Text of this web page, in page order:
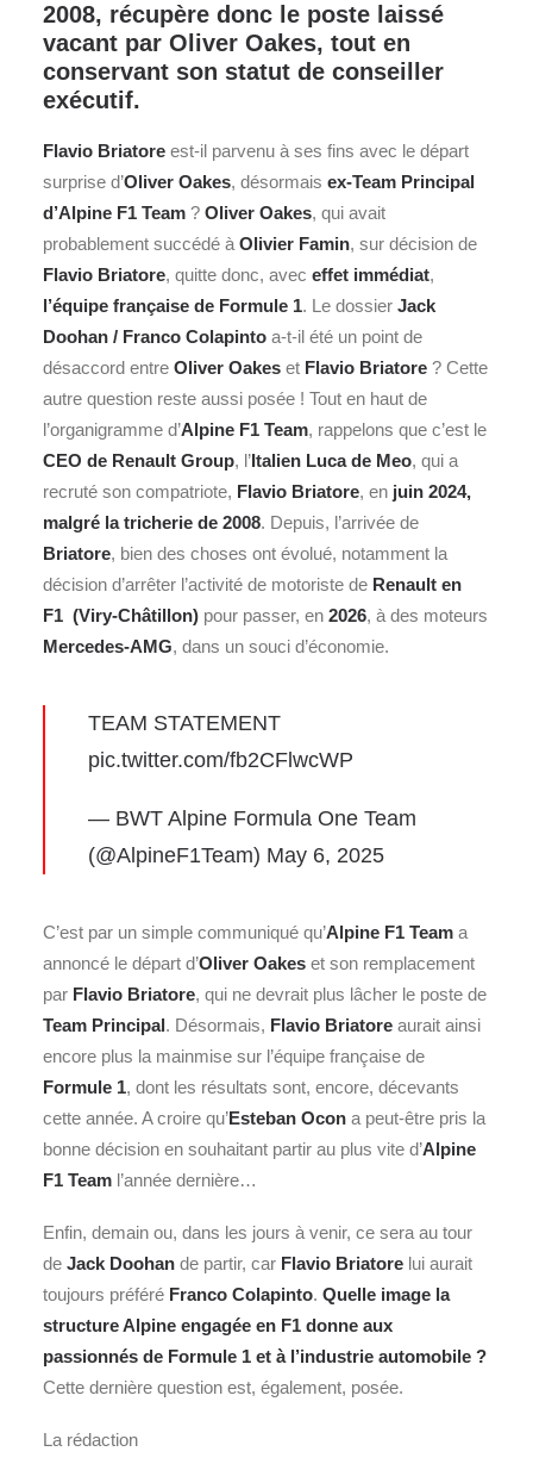
2008, récupère donc le poste laissé
vacant par Oliver Oakes, tout en
conservant son statut de conseiller
exécutif.
Flavio Briatore est-il parvenu à ses fins avec le départ
surprise d’Oliver Oakes, désormais ex-Team Principal
d’Alpine F1 Team ? Oliver Oakes, qui avait
probablement succédé à Olivier Famin, sur décision de
Flavio Briatore, quitte donc, avec effet immédiat,
l’équipe française de Formule 1. Le dossier Jack
Doohan / Franco Colapinto a-t-il été un point de
désaccord entre Oliver Oakes et Flavio Briatore ? Cette
autre question reste aussi posée ! Tout en haut de
l’organigramme d’Alpine F1 Team, rappelons que c’est le
CEO de Renault Group, l’Italien Luca de Meo, qui a
recruté son compatriote, Flavio Briatore, en juin 2024,
malgré la tricherie de 2008. Depuis, l’arrivée de
Briatore, bien des choses ont évolué, notamment la
décision d’arrêter l’activité de motoriste de Renault en
F1 (Viry-Châtillon) pour passer, en 2026, à des moteurs
Mercedes-AMG, dans un souci d’économie.
TEAM STATEMENT
pic.twitter.com/fb2CFlwcWP
— BWT Alpine Formula One Team
(@AlpineF1Team) May 6, 2025
C’est par un simple communiqué qu’Alpine F1 Team a
annoncé le départ d’Oliver Oakes et son remplacement
par Flavio Briatore, qui ne devrait plus lâcher le poste de
Team Principal. Désormais, Flavio Briatore aurait ainsi
encore plus la mainmise sur l’équipe française de
Formule 1, dont les résultats sont, encore, décevants
cette année. A croire qu’Esteban Ocon a peut-être pris la
bonne décision en souhaitant partir au plus vite d’Alpine
F1 Team l’année dernière…
Enfin, demain ou, dans les jours à venir, ce sera au tour
de Jack Doohan de partir, car Flavio Briatore lui aurait
toujours préféré Franco Colapinto. Quelle image la
structure Alpine engagée en F1 donne aux
passionnés de Formule 1 et à l’industrie automobile ?
Cette dernière question est, également, posée.
La rédaction